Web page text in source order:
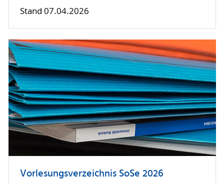
Stand 07.04.2026
Vorlesungsverzeichnis SoSe 2026